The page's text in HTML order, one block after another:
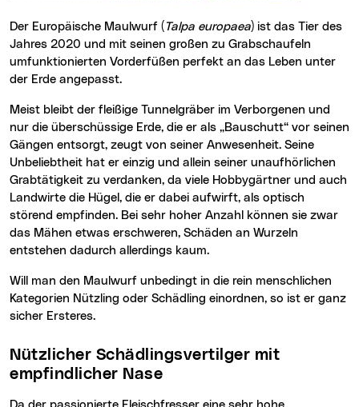
Der Europäische Maulwurf ( Talpa europaea) ist das Tier des
Jahres 2020 und mit seinen großen zu Grabschaufeln
umfunktionierten Vorderfüßen perfekt an das Leben unter
der Erde angepasst.
Meist bleibt der fleißige Tunnelgräber im Verborgenen und
nur die überschüssige Erde, die er als „Bauschutt“ vor seinen
Gängen entsorgt, zeugt von seiner Anwesenheit. Seine
Unbeliebtheit hat er einzig und allein seiner unaufhörlichen
Grabtätigkeit zu verdanken, da viele Hobbygärtner und auch
Landwirte die Hügel, die er dabei aufwirft, als optisch
störend empfinden. Bei sehr hoher Anzahl können sie zwar
das Mähen etwas erschweren, Schäden an Wurzeln
entstehen dadurch allerdings kaum.
Will man den Maulwurf unbedingt in die rein menschlichen
Kategorien Nützling oder Schädling einordnen, so ist er ganz
sicher Ersteres.
Nützlicher Schädlingsvertilger mit
empfindlicher Nase